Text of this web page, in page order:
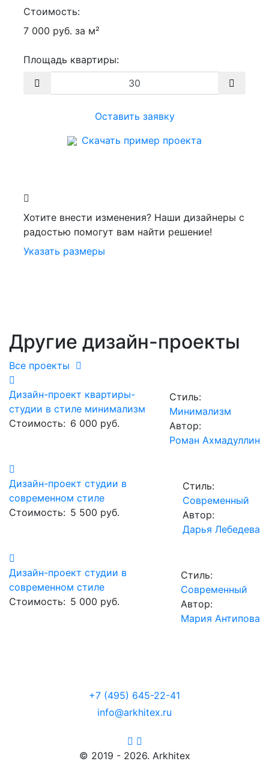
Стоимость:
7 000 руб. за м²
Площадь квартиры:
Оставить заявку
Скачать пример проекта
Хотите внести изменения? Наши дизайнеры с
радостью помогут вам найти решение!
Указать размеры
Другие дизайн-проекты
Все проекты
Дизайн-проект квартиры-
студии в стиле минимализм
Стоимость: 6 000 руб.
Стиль:
Минимализм
Автор:
Роман Ахмадуллин
Дизайн-проект студии в
современном стиле
Стоимость: 5 500 руб.
Стиль:
Современный
Автор:
Дарья Лебедева
Дизайн-проект студии в
современном стиле
Стоимость: 5 000 руб.
Стиль:
Современный
Автор:
Мария Антипова
+7 (495) 645-22-41
info@arkhitex.ru
© 2019 - 2026. Arkhitex